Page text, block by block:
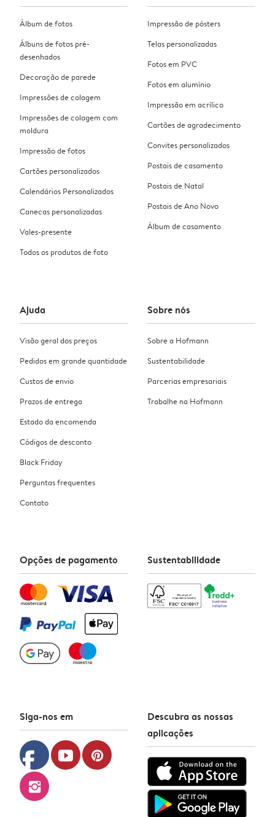
Álbum de fotos
Álbuns de fotos pré-
desenhados
Decoração de parede
Impressões de colagem
Impressões de colagem com
moldura
Impressão de fotos
Cartões personalizados
Calendários Personalizados
Canecas personalizadas
Vales-presente
Todos os produtos de foto
Impressão de pósters
Telas personalizadas
Fotos em PVC
Fotos em alumínio
Impressão em acrílico
Cartões de agradecimento
Convites personalizados
Postais de casamento
Postais de Natal
Postais de Ano Novo
Álbum de casamento
Ajuda
Visão geral dos preços
Pedidos em grande quantidade
Custos de envio
Prazos de entrega
Estado da encomenda
Códigos de desconto
Black Friday
Perguntas frequentes
Contato
Sobre nós
Sobre a Hofmann
Sustentabilidade
Parcerias empresariais
Trabalhe na Hofmann
Opções de pagamento Sustentabilidade
Siga-nos em
facebook youtube pinterest
instagram
Descubra as nossas
aplicações